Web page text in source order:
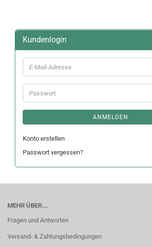
Kundenlogin
E-
Mail-
Adresse
Passwort
ANMELDEN
Konto erstellen
Passwort vergessen?
MEHR ÜBER...
Fragen und Antworten
Versand- & Zahlungsbedingungen